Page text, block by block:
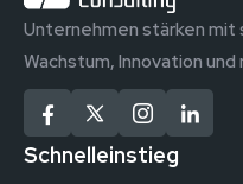
Unternehmen stärken
Wachstum, Innovation
Schnelleinstieg